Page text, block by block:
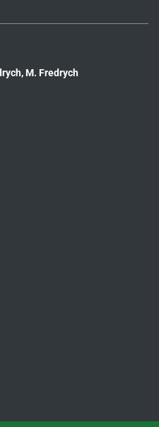
M. Fredrych